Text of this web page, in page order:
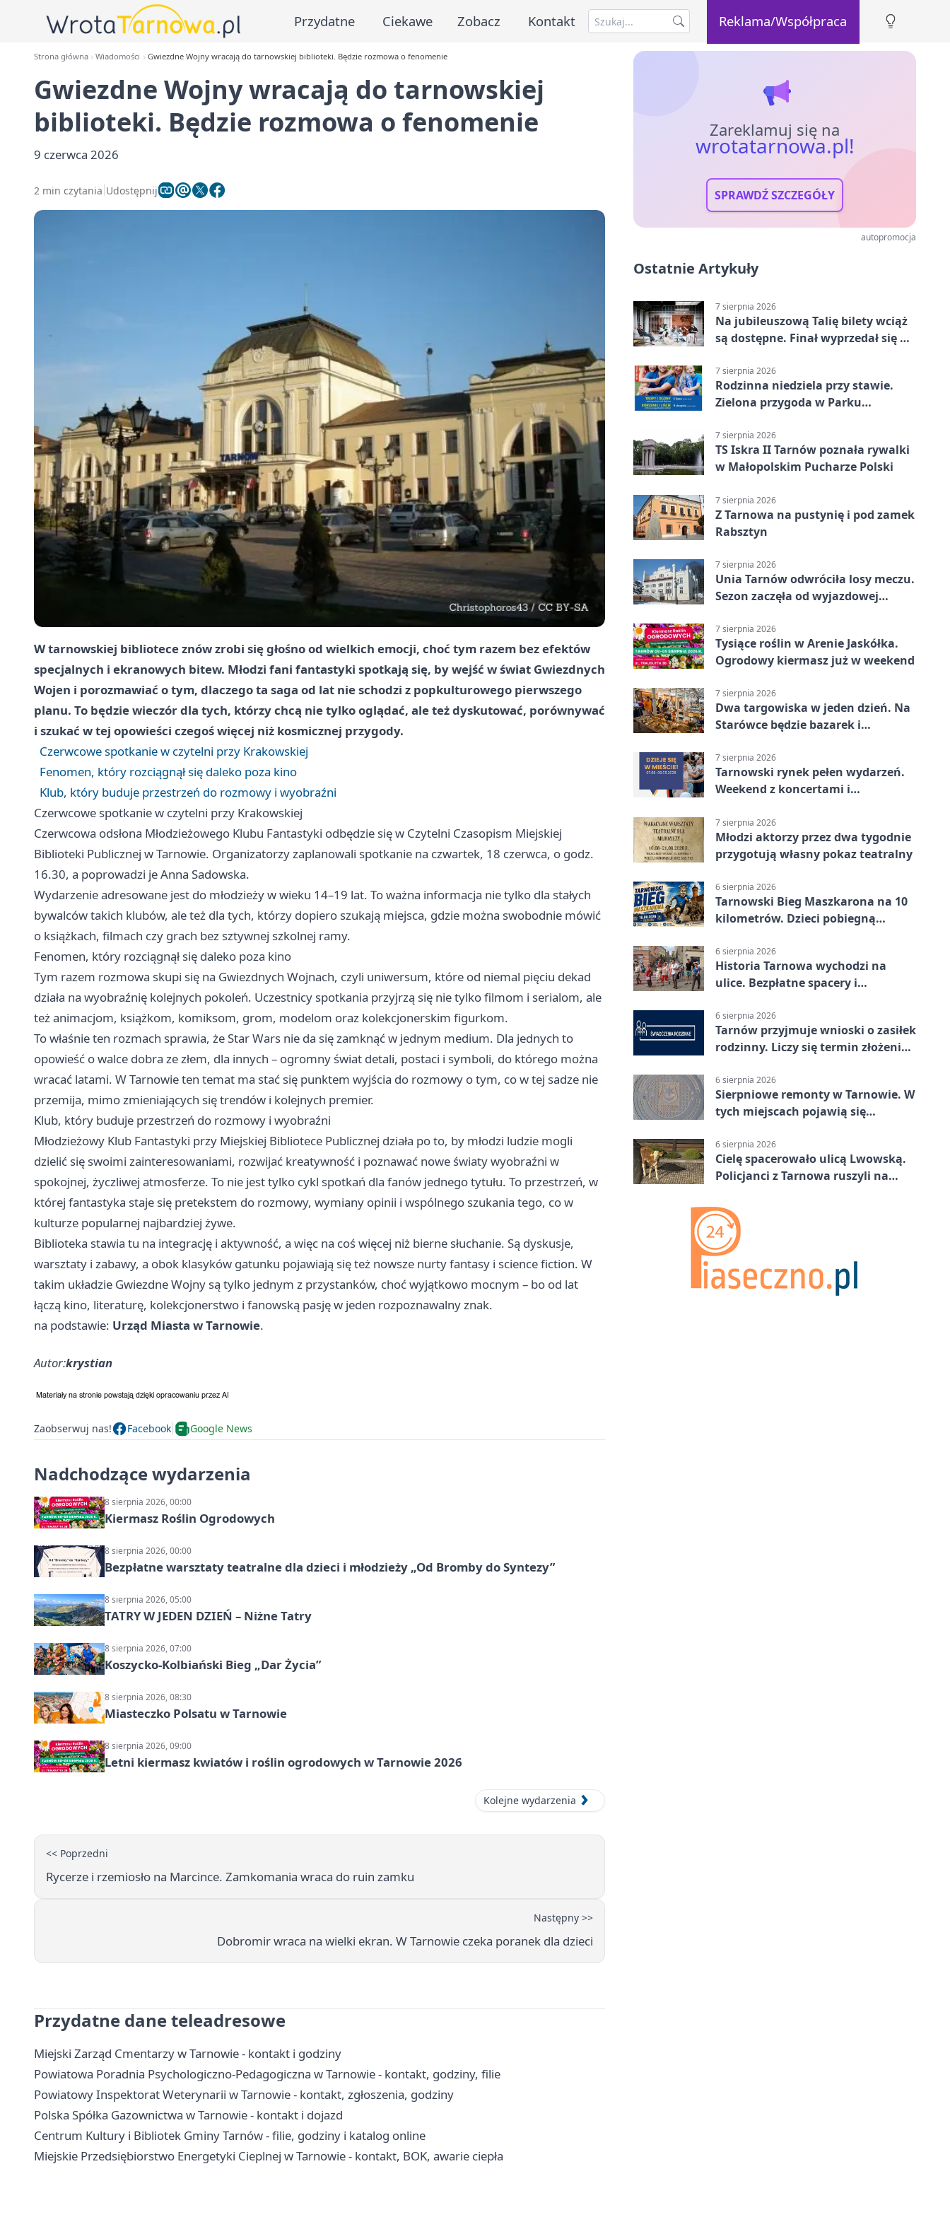
Przydatne Ciekawe Zobacz Kontakt Reklama/Współpraca
Strona główna Wiadomości Gwiezdne Wojny wracają do tarnowskiej biblioteki. Będzie rozmowa o fenomenie
Gwiezdne Wojny wracają do tarnowskiej
biblioteki. Będzie rozmowa o fenomenie
9 czerwca 2026
2 min czytania Udostępnij
W tarnowskiej bibliotece znów zrobi się głośno od wielkich emocji, choć tym razem bez efektów
specjalnych i ekranowych bitew. Młodzi fani fantastyki spotkają się, by wejść w świat Gwiezdnych
Wojen i porozmawiać o tym, dlaczego ta saga od lat nie schodzi z popkulturowego pierwszego
planu. To będzie wieczór dla tych, którzy chcą nie tylko oglądać, ale też dyskutować, porównywać
i szukać w tej opowieści czegoś więcej niż kosmicznej przygody.
Czerwcowe spotkanie w czytelni przy Krakowskiej
Fenomen, który rozciągnął się daleko poza kino
Klub, który buduje przestrzeń do rozmowy i wyobraźni
Czerwcowe spotkanie w czytelni przy Krakowskiej
Czerwcowa odsłona Młodzieżowego Klubu Fantastyki odbędzie się w Czytelni Czasopism Miejskiej
Biblioteki Publicznej w Tarnowie. Organizatorzy zaplanowali spotkanie na czwartek, 18 czerwca, o godz.
16.30, a poprowadzi je Anna Sadowska.
Wydarzenie adresowane jest do młodzieży w wieku 14–19 lat. To ważna informacja nie tylko dla stałych
bywalców takich klubów, ale też dla tych, którzy dopiero szukają miejsca, gdzie można swobodnie mówić
o książkach, filmach czy grach bez sztywnej szkolnej ramy.
Fenomen, który rozciągnął się daleko poza kino
Tym razem rozmowa skupi się na Gwiezdnych Wojnach, czyli uniwersum, które od niemal pięciu dekad
działa na wyobraźnię kolejnych pokoleń. Uczestnicy spotkania przyjrzą się nie tylko filmom i serialom, ale
też animacjom, książkom, komiksom, grom, modelom oraz kolekcjonerskim figurkom.
To właśnie ten rozmach sprawia, że Star Wars nie da się zamknąć w jednym medium. Dla jednych to
opowieść o walce dobra ze złem, dla innych – ogromny świat detali, postaci i symboli, do którego można
wracać latami. W Tarnowie ten temat ma stać się punktem wyjścia do rozmowy o tym, co w tej sadze nie
przemija, mimo zmieniających się trendów i kolejnych premier.
Klub, który buduje przestrzeń do rozmowy i wyobraźni
Młodzieżowy Klub Fantastyki przy Miejskiej Bibliotece Publicznej działa po to, by młodzi ludzie mogli
dzielić się swoimi zainteresowaniami, rozwijać kreatywność i poznawać nowe światy wyobraźni w
spokojnej, życzliwej atmosferze. To nie jest tylko cykl spotkań dla fanów jednego tytułu. To przestrzeń, w
której fantastyka staje się pretekstem do rozmowy, wymiany opinii i wspólnego szukania tego, co w
kulturze popularnej najbardziej żywe.
Biblioteka stawia tu na integrację i aktywność, a więc na coś więcej niż bierne słuchanie. Są dyskusje,
warsztaty i zabawy, a obok klasyków gatunku pojawiają się też nowsze nurty fantasy i science fiction. W
takim układzie Gwiezdne Wojny są tylko jednym z przystanków, choć wyjątkowo mocnym – bo od lat
łączą kino, literaturę, kolekcjonerstwo i fanowską pasję w jeden rozpoznawalny znak.
na podstawie: Urząd Miasta w Tarnowie.
Autor:krystian
Zaobserwuj nas! Facebook Google News
Nadchodzące wydarzenia
8 sierpnia 2026, 00:00
Kiermasz Roślin Ogrodowych
8 sierpnia 2026, 00:00
Bezpłatne warsztaty teatralne dla dzieci i młodzieży „Od Bromby do Syntezy”
8 sierpnia 2026, 05:00
TATRY W JEDEN DZIEŃ – Niżne Tatry
8 sierpnia 2026, 07:00
Koszycko-Kolbiański Bieg „Dar Życia”
8 sierpnia 2026, 08:30
Miasteczko Polsatu w Tarnowie
8 sierpnia 2026, 09:00
Letni kiermasz kwiatów i roślin ogrodowych w Tarnowie 2026
Kolejne wydarzenia
<< Poprzedni
Rycerze i rzemiosło na Marcince. Zamkomania wraca do ruin zamku
Następny >>
Dobromir wraca na wielki ekran. W Tarnowie czeka poranek dla dzieci
Przydatne dane teleadresowe
Miejski Zarząd Cmentarzy w Tarnowie - kontakt i godziny
Powiatowa Poradnia Psychologiczno-Pedagogiczna w Tarnowie - kontakt, godziny, filie
Powiatowy Inspektorat Weterynarii w Tarnowie - kontakt, zgłoszenia, godziny
Polska Spółka Gazownictwa w Tarnowie - kontakt i dojazd
Centrum Kultury i Bibliotek Gminy Tarnów - filie, godziny i katalog online
Miejskie Przedsiębiorstwo Energetyki Cieplnej w Tarnowie - kontakt, BOK, awarie ciepła
Zareklamuj się na
wrotatarnowa.pl!
SPRAWDŹ SZCZEGÓŁY
autopromocja
Ostatnie Artykuły
7 sierpnia 2026
Na jubileuszową Talię bilety wciąż
są dostępne. Finał wyprzedał się w
7 sierpnia 2026
Rodzinna niedziela przy stawie.
Zielona przygoda w Parku
7 sierpnia 2026
TS Iskra II Tarnów poznała rywalki
w Małopolskim Pucharze Polski
7 sierpnia 2026
Z Tarnowa na pustynię i pod zamek
Rabsztyn
7 sierpnia 2026
Unia Tarnów odwróciła losy meczu.
Sezon zaczęła od wyjazdowej
7 sierpnia 2026
Tysiące roślin w Arenie Jaskółka.
Ogrodowy kiermasz już w weekend
7 sierpnia 2026
Dwa targowiska w jeden dzień. Na
Starówce będzie bazarek i
7 sierpnia 2026
Tarnowski rynek pełen wydarzeń.
Weekend z koncertami i
7 sierpnia 2026
Młodzi aktorzy przez dwa tygodnie
przygotują własny pokaz teatralny
6 sierpnia 2026
Tarnowski Bieg Maszkarona na 10
kilometrów. Dzieci pobiegną
6 sierpnia 2026
Historia Tarnowa wychodzi na
ulice. Bezpłatne spacery i
6 sierpnia 2026
Tarnów przyjmuje wnioski o zasiłek
rodzinny. Liczy się termin złożenia
6 sierpnia 2026
Sierpniowe remonty w Tarnowie. W
tych miejscach pojawią się
6 sierpnia 2026
Cielę spacerowało ulicą Lwowską.
Policjanci z Tarnowa ruszyli na